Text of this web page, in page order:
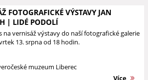
FOTOGRAFICKÉ VÝSTAVY JAN
| LIDÉ PODOLÍ
na vernisáž výstavy do naší fotografické galerie
13. srpna od 18 hodin.
muzeum Liberec
Více